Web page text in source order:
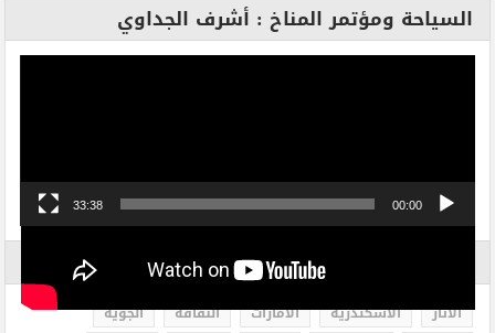
السياحة ومؤتمر المناخ : أشرف الجداوي
00:00
33:38
الاثار الاسكندرية الامارات الثقافة
الجوية